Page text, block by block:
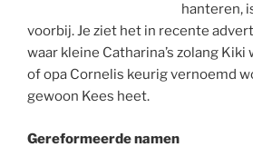
hanteren,
voorbij. Je ziet het in recente
waar kleine Catharina’s zolang
of opa Cornelis keurig vernoemd
gewoon Kees heet.
Gereformeerde namen